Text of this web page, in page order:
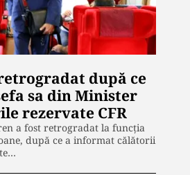
după ce
sa din Minister
rezervate CFR
a fost retrogradat la funcția
după ce a informat călătorii